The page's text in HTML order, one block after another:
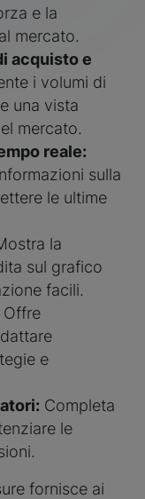
e la
mercato.
acquisto e
i volumi di
una vista
mercato.
reale:
sulla
le ultime
la
sul grafico
facili.
Offre
e
Completa
le
fornisce ai